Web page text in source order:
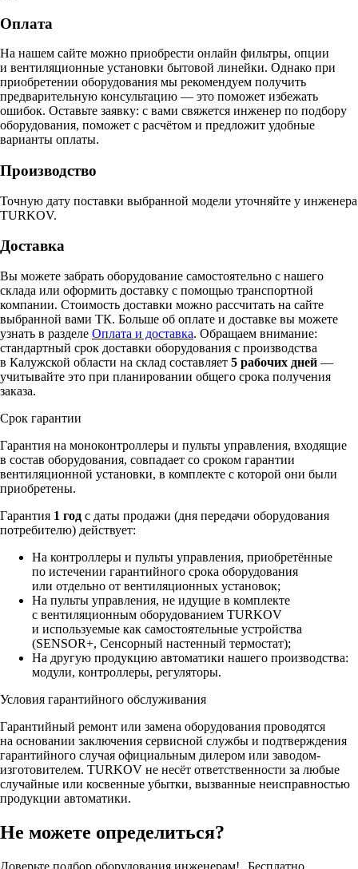
Оплата
На нашем сайте можно приобрести онлайн фильтры, опции
и вентиляционные установки бытовой линейки. Однако при
приобретении оборудования мы рекомендуем получить
предварительную консультацию — это поможет избежать
ошибок. Оставьте заявку: с вами свяжется инженер по подбору
оборудования, поможет с расчётом и предложит удобные
варианты оплаты.
Производство
Точную дату поставки выбранной модели уточняйте у инженера
TURKOV.
Доставка
Вы можете забрать оборудование самостоятельно с нашего
склада или оформить доставку с помощью транспортной
компании. Стоимость доставки можно рассчитать на сайте
выбранной вами ТК. Больше об оплате и доставке вы можете
узнать в разделе Оплата и доставка. Обращаем внимание:
стандартный срок доставки оборудования с производства
в Калужской области на склад составляет 5 рабочих дней —
учитывайте это при планировании общего срока получения
заказа.
Срок гарантии
Гарантия на моноконтроллеры и пульты управления, входящие
в состав оборудования, совпадает со сроком гарантии
вентиляционной установки, в комплекте с которой они были
приобретены.
Гарантия 1 год с даты продажи (дня передачи оборудования
потребителю) действует:
На контроллеры и пульты управления, приобретённые
по истечении гарантийного срока оборудования
или отдельно от вентиляционных установок;
На пульты управления, не идущие в комплекте
с вентиляционным оборудованием TURKOV
и используемые как самостоятельные устройства
(SENSOR+, Сенсорный настенный термостат);
На другую продукцию автоматики нашего производства:
модули, контроллеры, регуляторы.
Условия гарантийного обслуживания
Гарантийный ремонт или замена оборудования проводятся
на основании заключения сервисной службы и подтверждения
гарантийного случая официальным дилером или заводом-
изготовителем. TURKOV не несёт ответственности за любые
случайные или косвенные убытки, вызванные неисправностью
продукции автоматики.
Не можете определиться?
Доверьте подбор оборудования инженерам! Бесплатно